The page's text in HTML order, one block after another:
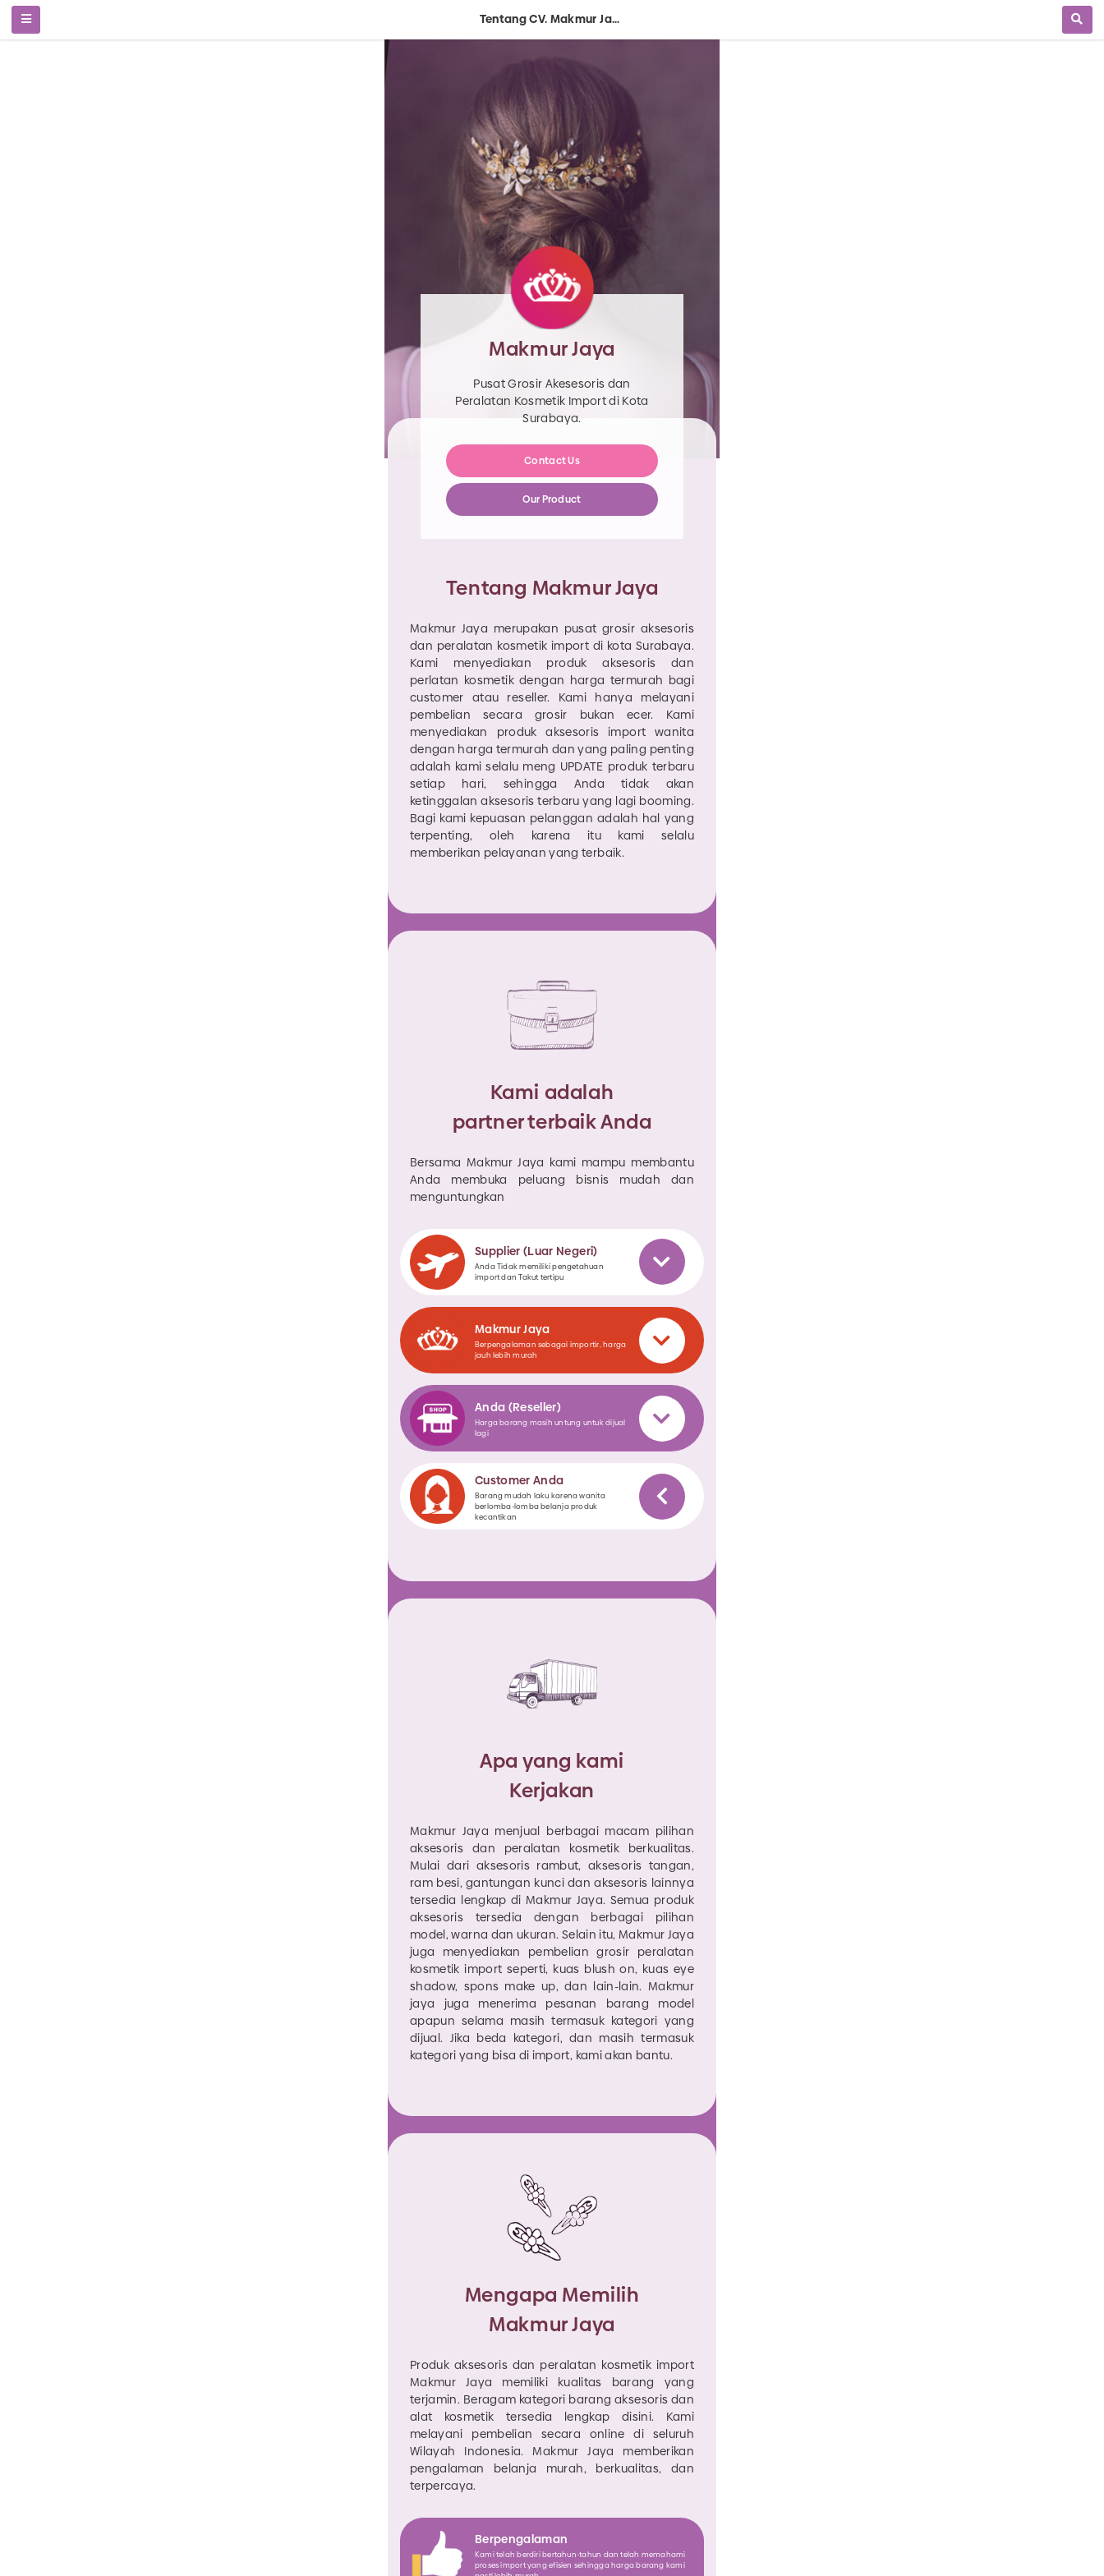
Tentang CV. Makmur Jaya
Makmur Jaya
Pusat Grosir Akesesoris dan
Peralatan Kosmetik Import di Kota
Surabaya.
Contact Us
Our Product
Tentang Makmur Jaya
Makmur Jaya merupakan pusat grosir aksesoris
dan peralatan kosmetik import di kota Surabaya.
Kami menyediakan produk aksesoris dan
perlatan kosmetik dengan harga termurah bagi
customer atau reseller. Kami hanya melayani
pembelian secara grosir bukan ecer. Kami
menyediakan produk aksesoris import wanita
dengan harga termurah dan yang paling penting
adalah kami selalu meng UPDATE produk terbaru
setiap hari, sehingga Anda tidak akan
ketinggalan aksesoris terbaru yang lagi booming.
Bagi kami kepuasan pelanggan adalah hal yang
terpenting, oleh karena itu kami selalu
memberikan pelayanan yang terbaik.
Kami adalah
partner terbaik Anda
Bersama Makmur Jaya kami mampu membantu
Anda membuka peluang bisnis mudah dan
menguntungkan
Supplier (Luar Negeri)
Anda Tidak memiliki pengetahuan
import dan Takut tertipu
Makmur Jaya
Berpengalaman sebagai importir, harga
jauh lebih murah
Anda (Reseller)
Harga barang masih untung untuk dijual
lagi
Customer Anda
Barang mudah laku karena wanita
berlomba-lomba belanja produk
kecantikan
Apa yang kami
Kerjakan
Makmur Jaya menjual berbagai macam pilihan
aksesoris dan peralatan kosmetik berkualitas.
Mulai dari aksesoris rambut, aksesoris tangan,
ram besi, gantungan kunci dan aksesoris lainnya
tersedia lengkap di Makmur Jaya. Semua produk
aksesoris tersedia dengan berbagai pilihan
model, warna dan ukuran. Selain itu, Makmur Jaya
juga menyediakan pembelian grosir peralatan
kosmetik import seperti, kuas blush on, kuas eye
shadow, spons make up, dan lain-lain. Makmur
jaya juga menerima pesanan barang model
apapun selama masih termasuk kategori yang
dijual. Jika beda kategori, dan masih termasuk
kategori yang bisa di import, kami akan bantu.
Mengapa Memilih
Makmur Jaya
Produk aksesoris dan peralatan kosmetik import
Makmur Jaya memiliki kualitas barang yang
terjamin. Beragam kategori barang aksesoris dan
alat kosmetik tersedia lengkap disini. Kami
melayani pembelian secara online di seluruh
Wilayah Indonesia. Makmur Jaya memberikan
pengalaman belanja murah, berkualitas, dan
terpercaya.
Berpengalaman
Kami telah berdiri bertahun-tahun dan telah memahami
proses import yang efisien sehingga harga barang kami